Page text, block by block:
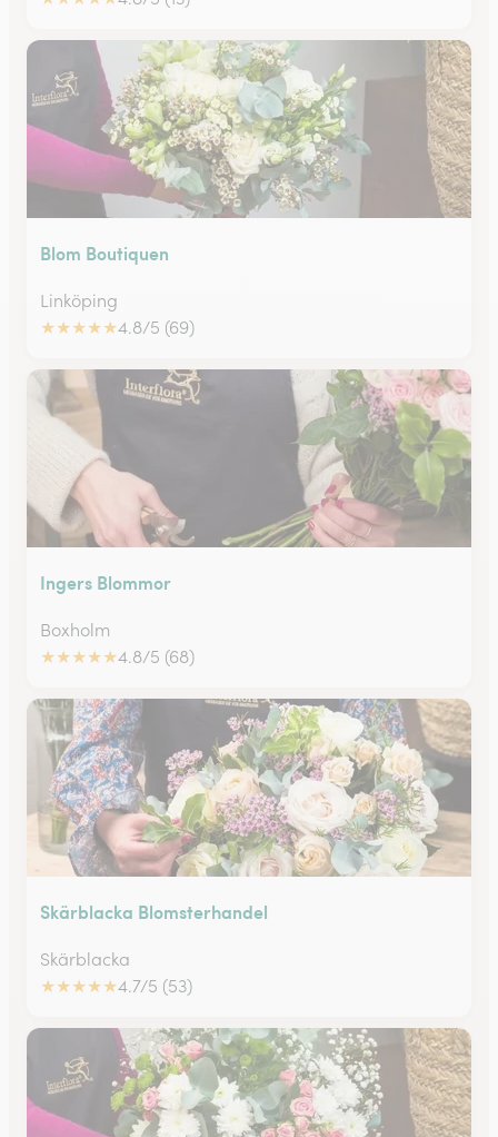
Blom Boutiquen
Linköping
★★★★★4.8/5 (69)
Ingers Blommor
Boxholm
★★★★★4.8/5 (68)
Skärblacka Blomsterhandel
Skärblacka
★★★★★4.7/5 (53)